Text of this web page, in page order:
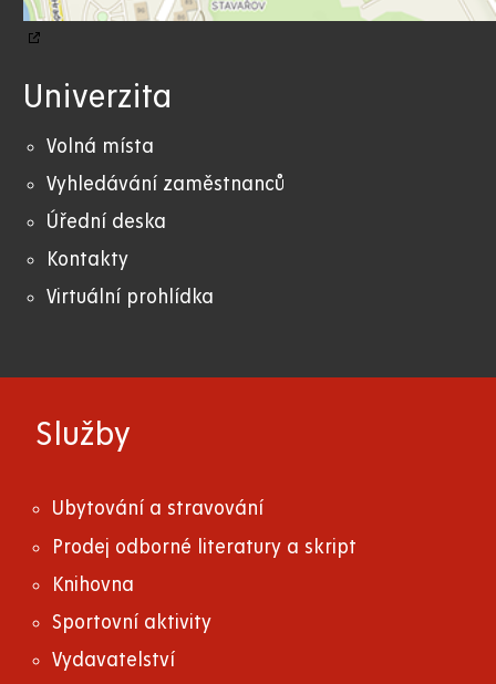
Univerzita
Volná místa
Vyhledávání zaměstnanců
Úřední deska
Kontakty
Virtuální prohlídka
Služby
Ubytování a stravování
Prodej odborné literatury a skript
Knihovna
Sportovní aktivity
Vydavatelství